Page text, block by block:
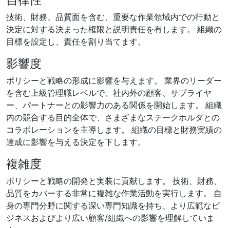
技術、財務、品質面を含む、重要な作業領域内での行動と
決定に対する決まった権限と説明責任を有します。 組織の
目標を設定し、責任を割り当てます。
影響度
ポリシーと戦略の形成に影響を与えます。 業界のリーダー
を含む上級管理職レベルで、社内外の顧客、サプライヤ
ー、パートナーとの影響力のある関係を開始します。 組織
内の競合する目的全体で、さまざまなステークホルダとの
コラボレーションを主導します。 組織の目標と財務実績の
達成に影響を与える決定を下します。
複雑度
ポリシーと戦略の開発と実装に貢献します。 技術、財務、
品質をカバーする非常に複雑な作業活動を実行します。 自
身の専門分野に関する深い専門知識を持ち、より広範なビ
ジネスおよびより広い顧客/組織への影響を理解していま